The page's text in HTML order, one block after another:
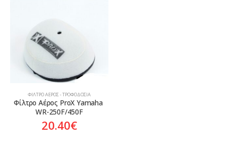
ΦΊΛΤΡΟ ΑΈΡΟΣ - ΤΡΟΦΟΔΟΣΊΑ
Φίλτρο Αέρος ProX Yamaha
WR-250F/450F
20.40€